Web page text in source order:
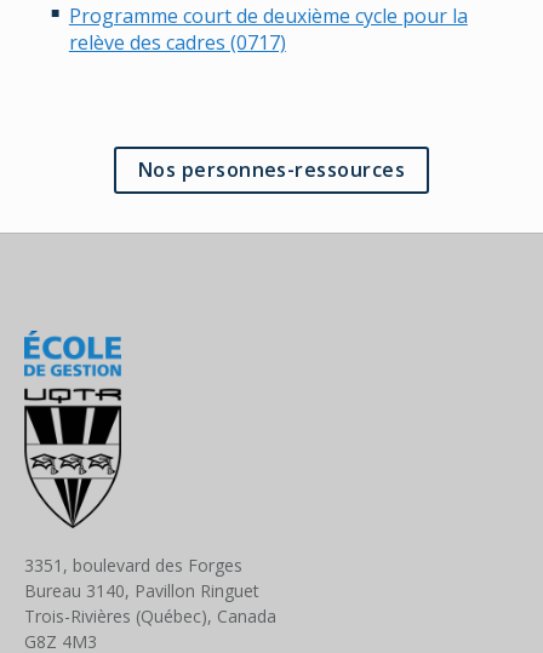
Programme court de deuxième cycle pour la
relève des cadres (0717)
Nos personnes-ressources
3351, boulevard des Forges
Bureau 3140, Pavillon Ringuet
Trois-Rivières (Québec), Canada
G8Z 4M3